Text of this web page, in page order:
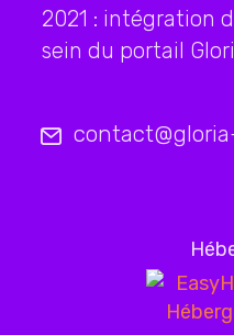
2021 : intégration
sein du portail